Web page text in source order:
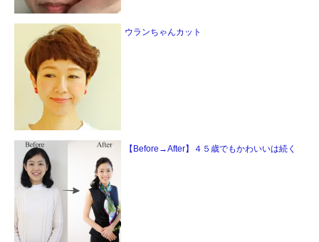
ウランちゃんカット
【Before→After】４５歳でもかわいいは続く